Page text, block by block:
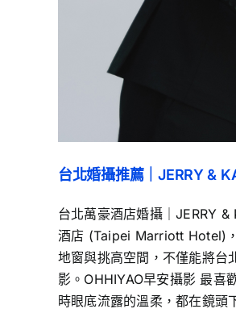
台北婚攝推薦｜JERRY &
台北萬豪酒店婚攝｜JERRY
酒店 (Taipei Marriott Hotel)
地窗與挑高空間，不僅能將台
影。OHHIYAO早安攝影 最喜
時眼底流露的溫柔，都在鏡